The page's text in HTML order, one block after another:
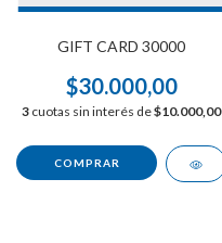
GIFT CARD 30000
$30.000,00
3 cuotas sin interés de$10.000,00